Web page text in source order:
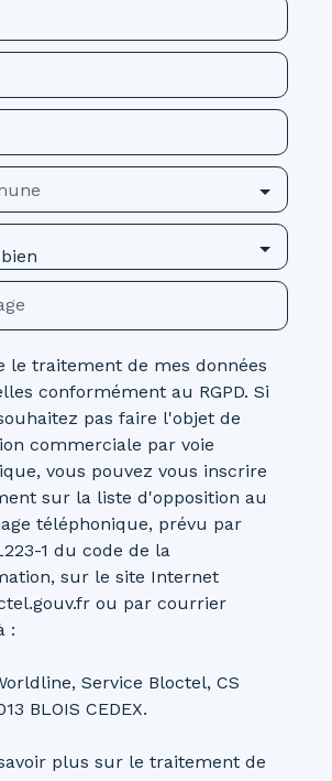
le traitement de mes données
conformément au RGPD. Si
pas faire l'objet de
commerciale par voie
vous pouvez vous inscrire
sur la liste d'opposition au
téléphonique, prévu par
1 du code de la
sur le site Internet
ou par courrier
:
Service Bloctel, CS
BLOIS CEDEX.
plus sur le traitement de